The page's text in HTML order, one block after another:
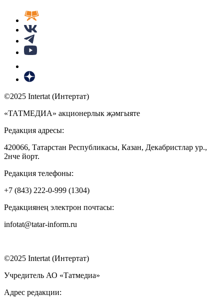
©2025 Intertat (Интертат)
«ТАТМЕДИА» акционерлык җәмгыяте
Редакция адресы:
420066, Татарстан Республикасы, Казан, Декабристлар ур.,
2нче йорт.
Редакция телефоны:
+7 (843) 222-0-999 (1304)
Редакциянең электрон почтасы:
infotat@tatar-inform.ru
©2025 Intertat (Интертат)
Учредитель АО «Татмедиа»
Адрес редакции: